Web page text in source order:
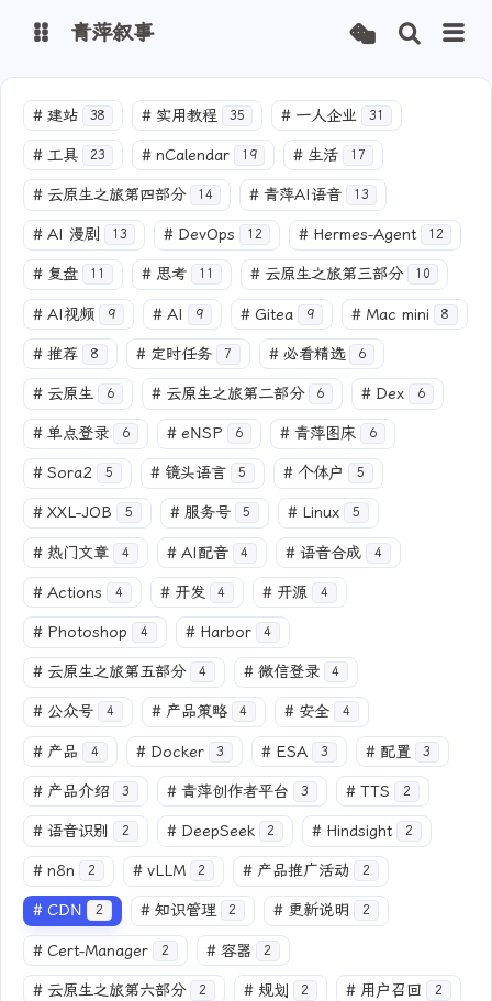
博客
青萍 AI 图床 青萍 AI 视频
青萍 AI 电商 青萍 AI 语音
青萍叙事
# 建站 38 # 实用教程 35 # 一人企业 31
# 工具 23 # nCalendar 19 # 生活 17
# 云原生之旅第四部分 14 # 青萍AI语音 13
# AI 漫剧 13 # DevOps 12 # Hermes-Agent 12
# 复盘 11 # 思考 11 # 云原生之旅第三部分 10
# AI视频 9 # AI 9 # Gitea 9 # Mac mini 8
# 推荐 8 # 定时任务 7 # 必看精选 6
# 云原生 6 # 云原生之旅第二部分 6 # Dex 6
# 单点登录 6 # eNSP 6 # 青萍图床 6
# Sora2 5 # 镜头语言 5 # 个体户 5
# XXL-JOB 5 # 服务号 5 # Linux 5
# 热门文章 4 # AI配音 4 # 语音合成 4
# Actions 4 # 开发 4 # 开源 4
# Photoshop 4 # Harbor 4
# 云原生之旅第五部分 4 # 微信登录 4
# 公众号 4 # 产品策略 4 # 安全 4
# 产品 4 # Docker 3 # ESA 3 # 配置 3
# 产品介绍 3 # 青萍创作者平台 3 # TTS 2
# 语音识别 2 # DeepSeek 2 # Hindsight 2
# n8n 2 # vLLM 2 # 产品推广活动 2
# CDN 2 # 知识管理 2 # 更新说明 2
# Cert-Manager 2 # 容器 2
# 云原生之旅第六部分 2 # 规划 2 # 用户召回 2